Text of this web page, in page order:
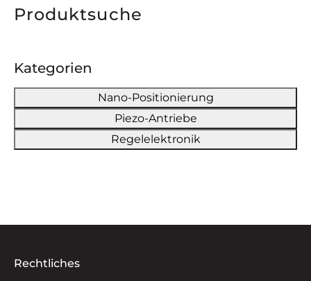
Produktsuche
Kategorien
Nano-Positionierung
Piezo-Antriebe
Regelelektronik
Rechtliches